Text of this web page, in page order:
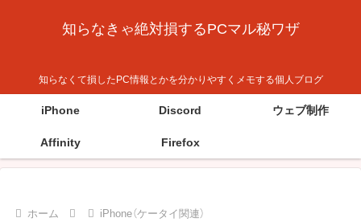
知らなきゃ絶対損するPCマル秘ワザ
知らなくて損したPC情報とかを分かりやすくメモする個人ブログ
iPhone Discord ウェブ制作
Affinity Firefox
ホーム iPhone（ケータイ関連）